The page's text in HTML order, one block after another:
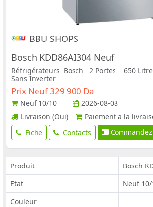
BBU SHOPS
Bosch KDD86AI304 Neuf
Réfrigérateurs Bosch 2 Portes 650
Sans Inverter
Prix Neuf 329 900 Da
Neuf 10/10
2026-08-08
Livraison (Oui)
Paiement a la
Fiche
Contacts Commandez
Produit
Bosch
Etat
Neuf 10/
Couleur